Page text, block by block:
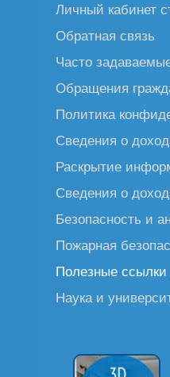
Личный кабинет
Обратная связь
Часто
Обращения
Политика
Сведения о
Раскрытие
Сведения о
Безопасность и
Пожарная
Полезные ссылки
Наука и